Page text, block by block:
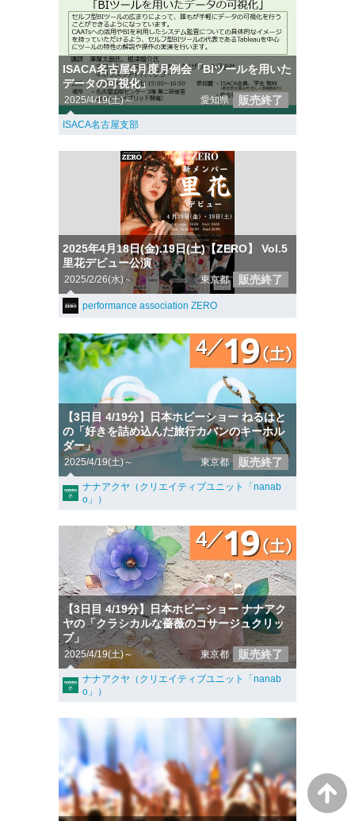
ISACA名古屋4月度月例会「BIツールを用いた
データの可視化」
2025/4/19(土)～ 愛知県 販売終了
ISACA名古屋支部
2025年4月18日(金).19日(土)【ZERO】 Vol.5
里花デビュー公演
2025/2/26(水)～ 東京都 販売終了
performance association ZERO
【3日目 4/19分】日本ホビーショー ねるはと
の「好きを詰め込んだ旅行カバンのキーホル
ダー」
2025/4/19(土)～ 東京都 販売終了
ナナアクヤ（クリエイティブユニット「nanab
o」）
【3日目 4/19分】日本ホビーショー ナナアク
ヤの「クラシカルな薔薇のコサージュクリッ
プ」
2025/4/19(土)～ 東京都 販売終了
ナナアクヤ（クリエイティブユニット「nanab
o」）